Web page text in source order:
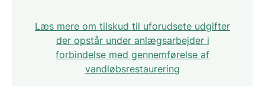
Læs mere om tilskud til uforudsete udgifter
der opstår under anlægsarbejder i
forbindelse med gennemførelse af
vandløbsrestaurering